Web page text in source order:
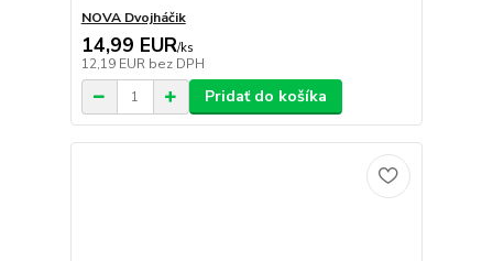
NOVA Dvojháčik
14,99 EUR/ks
12,19 EUR bez DPH
Pridať do košíka